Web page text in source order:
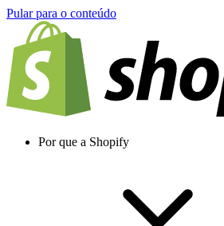
Pular para o conteúdo
Por que a Shopify